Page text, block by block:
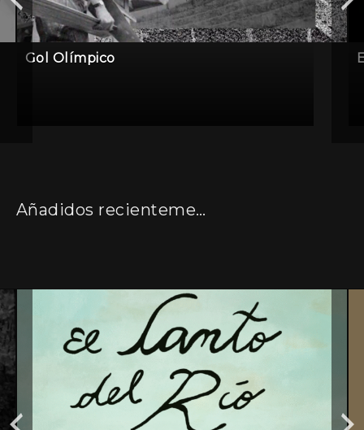
Gol Olímpico
Añadidos recientemente